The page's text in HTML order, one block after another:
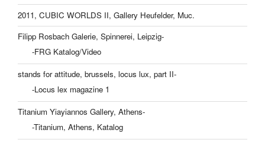
2011, CUBIC WORLDS II, Gallery Heufelder, Muc.
Filipp Rosbach Galerie, Spinnerei, Leipzig-
-FRG Katalog/Video
stands for attitude, brussels, locus lux, part II-
-Locus lex magazine 1
Titanium Yiayiannos Gallery, Athens-
-Titanium, Athens, Katalog